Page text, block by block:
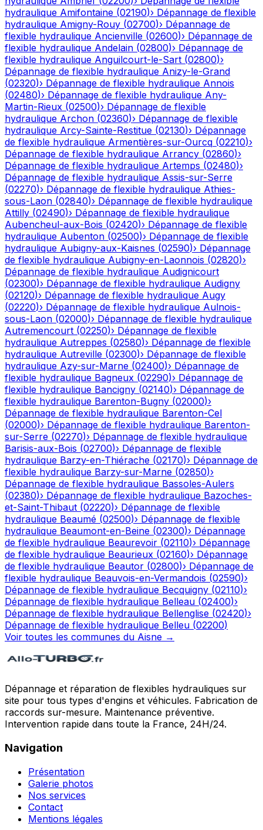
hydraulique Amifontaine (02190)› Dépannage de flexible
hydraulique Amigny-Rouy (02700)› Dépannage de
flexible hydraulique Ancienville (02600)› Dépannage de
flexible hydraulique Andelain (02800)› Dépannage de
flexible hydraulique Anguilcourt-le-Sart (02800)›
Dépannage de flexible hydraulique Anizy-le-Grand
(02320)› Dépannage de flexible hydraulique Annois
(02480)› Dépannage de flexible hydraulique Any-
Martin-Rieux (02500)› Dépannage de flexible
hydraulique Archon (02360)› Dépannage de flexible
hydraulique Arcy-Sainte-Restitue (02130)› Dépannage
de flexible hydraulique Armentières-sur-Ourcq (02210)›
Dépannage de flexible hydraulique Arrancy (02860)›
Dépannage de flexible hydraulique Artemps (02480)›
Dépannage de flexible hydraulique Assis-sur-Serre
(02270)› Dépannage de flexible hydraulique Athies-
sous-Laon (02840)› Dépannage de flexible hydraulique
Attilly (02490)› Dépannage de flexible hydraulique
Aubencheul-aux-Bois (02420)› Dépannage de flexible
hydraulique Aubenton (02500)› Dépannage de flexible
hydraulique Aubigny-aux-Kaisnes (02590)› Dépannage
de flexible hydraulique Aubigny-en-Laonnois (02820)›
Dépannage de flexible hydraulique Audignicourt
(02300)› Dépannage de flexible hydraulique Audigny
(02120)› Dépannage de flexible hydraulique Augy
(02220)› Dépannage de flexible hydraulique Aulnois-
sous-Laon (02000)› Dépannage de flexible hydraulique
Autremencourt (02250)› Dépannage de flexible
hydraulique Autreppes (02580)› Dépannage de flexible
hydraulique Autreville (02300)› Dépannage de flexible
hydraulique Azy-sur-Marne (02400)› Dépannage de
flexible hydraulique Bagneux (02290)› Dépannage de
flexible hydraulique Bancigny (02140)› Dépannage de
flexible hydraulique Barenton-Bugny (02000)›
Dépannage de flexible hydraulique Barenton-Cel
(02000)› Dépannage de flexible hydraulique Barenton-
sur-Serre (02270)› Dépannage de flexible hydraulique
Barisis-aux-Bois (02700)› Dépannage de flexible
hydraulique Barzy-en-Thiérache (02170)› Dépannage de
flexible hydraulique Barzy-sur-Marne (02850)›
Dépannage de flexible hydraulique Bassoles-Aulers
(02380)› Dépannage de flexible hydraulique Bazoches-
et-Saint-Thibaut (02220)› Dépannage de flexible
hydraulique Beaumé (02500)› Dépannage de flexible
hydraulique Beaumont-en-Beine (02300)› Dépannage
de flexible hydraulique Beaurevoir (02110)› Dépannage
de flexible hydraulique Beaurieux (02160)› Dépannage
de flexible hydraulique Beautor (02800)› Dépannage de
flexible hydraulique Beauvois-en-Vermandois (02590)›
Dépannage de flexible hydraulique Becquigny (02110)›
Dépannage de flexible hydraulique Belleau (02400)›
Dépannage de flexible hydraulique Bellenglise (02420)›
Dépannage de flexible hydraulique Belleu (02200)
Voir toutes les communes du Aisne →
Dépannage et réparation de flexibles hydrauliques sur
site pour tous types d'engins et véhicules. Fabrication de
raccords sur-mesure. Maintenance préventive.
Intervention rapide dans toute la France, 24H/24.
Navigation
Présentation
Galerie photos
Nos services
Contact
Mentions légales